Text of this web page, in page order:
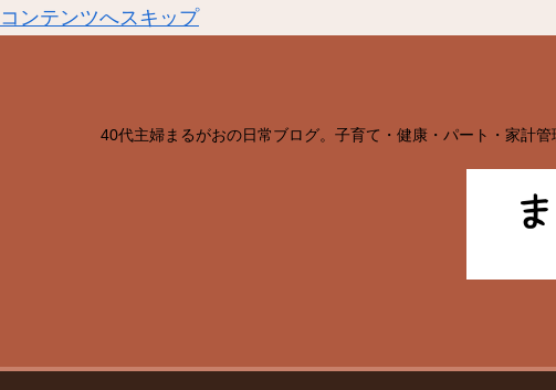
コンテンツへスキップ
40代主婦まるがおの日常ブログ。子育て・健康・パート・家計